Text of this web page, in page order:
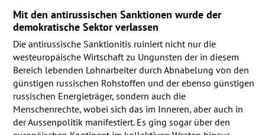
Mit den antirussischen Sanktionen wurde der
demokratische Sektor verlassen
Die antirussische Sanktionitis ruiniert nicht nur die
westeuropäische Wirtschaft zu Ungunsten der in diesem
Bereich lebenden Lohnarbeiter durch Abnabelung von den
günstigen russischen Rohstoffen und der ebenso günstigen
russischen Energieträger, sondern auch die
Menschenrechte, wobei sich das im Inneren, aber auch in
der Aussenpolitik manifestiert. Es ging sogar über den